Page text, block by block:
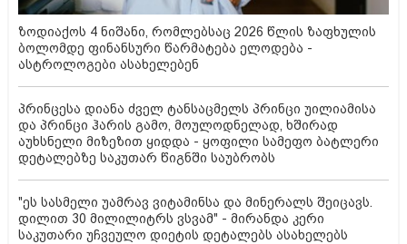
ზოდიაქოს 4 ნიშანი, რომლებსაც 2026 წლის ზაფხულის
ბოლომდე ფინანსური წარმატება ელოდება -
ასტროლოგები ასახელებენ
პრინცესა დიანა ძველ ტანსაცმელს პრინცი უილიამისა
და პრინცი ჰარის გამო, მოულოდნელად, ხშირად
აუხსნელი მიზეზით ყიდდა - ყოფილი სამეფო ბატლერი
დეტალებზე საკუთარ წიგნში საუბრობს
"ეს სასმელი უამრავ ვიტამინსა და მინერალს შეიცავს.
დილით 30 მილილიტრს ვსვამ" - მირანდა კერი
საკუთარი უჩვეულო დიეტის დეტალებს ასახელებს